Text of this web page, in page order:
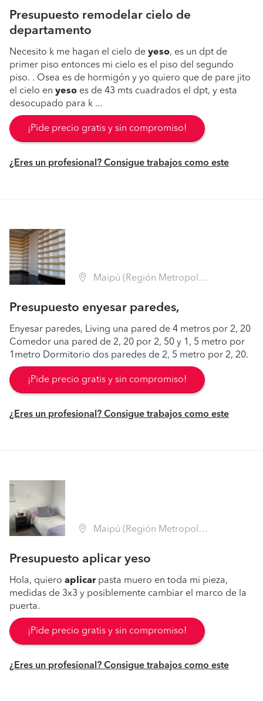
Presupuesto remodelar cielo de
departamento
Necesito k me hagan el cielo de yeso, es un dpt de
primer piso entonces mi cielo es el piso del segundo
piso. . Osea es de hormigón y yo quiero que de pare jito
el cielo en yeso es de 43 mts cuadrados el dpt, y esta
desocupado para k ...
¡Pide precio gratis y sin compromiso!
¿Eres un profesional? Consigue trabajos como este
Maipú (Región Metropolitana - Santiago)
Presupuesto enyesar paredes,
Enyesar paredes, Living una pared de 4 metros por 2, 20
Comedor una pared de 2, 20 por 2, 50 y 1, 5 metro por
1metro Dormitorio dos paredes de 2, 5 metro por 2, 20.
¡Pide precio gratis y sin compromiso!
¿Eres un profesional? Consigue trabajos como este
Maipú (Región Metropolitana - Santiago)
Presupuesto aplicar yeso
Hola, quiero aplicarpasta muero en toda mi pieza,
medidas de 3x3 y posiblemente cambiar el marco de la
puerta.
¡Pide precio gratis y sin compromiso!
¿Eres un profesional? Consigue trabajos como este